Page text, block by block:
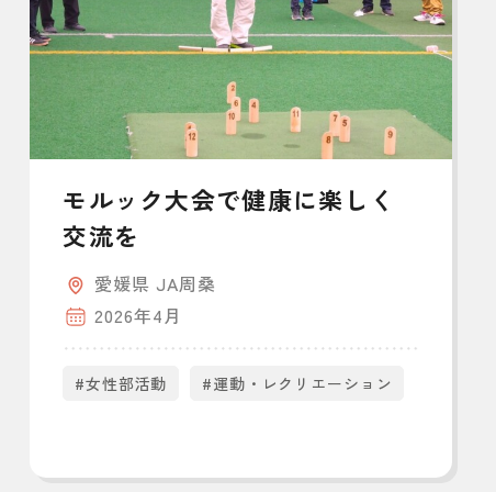
モルック大会で健康に楽しく
交流を
愛媛県 JA周桑
2026年4月
#女性部活動 #運動・レクリエーション